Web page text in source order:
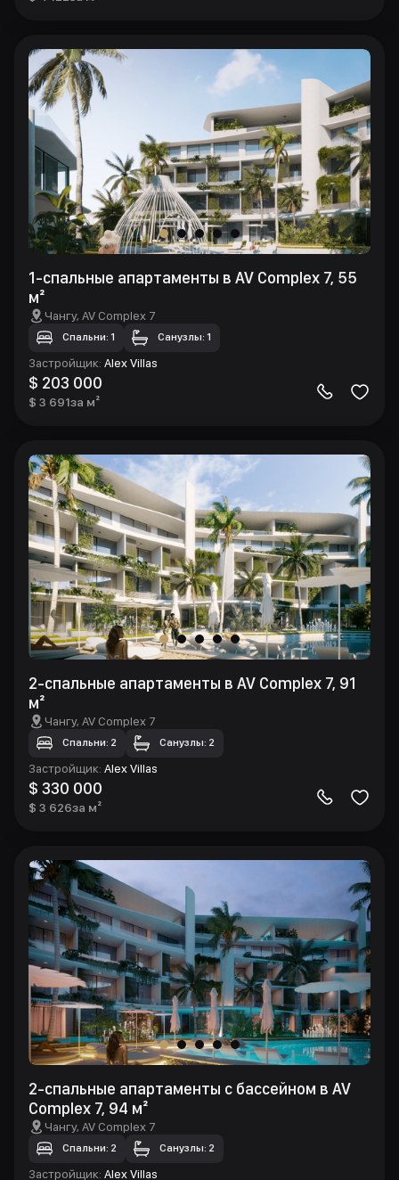
1-спальные апартаменты в AV Complex 7, 55
м²
Чангу, AV Complex 7
Спальни: 1 Санузлы: 1
Застройщик: Alex Villas
$ 203 000
$ 3 691за м²
2-спальные апартаменты в AV Complex 7, 91
м²
Чангу, AV Complex 7
Спальни: 2 Санузлы: 2
Застройщик: Alex Villas
$ 330 000
$ 3 626за м²
2-спальные апартаменты с бассейном в AV
Complex 7, 94 м²
Чангу, AV Complex 7
Спальни: 2 Санузлы: 2
Застройщик: Alex Villas